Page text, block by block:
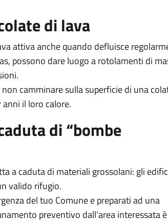
di lava
attiva anche quando defluisce
possono dare luogo a rotolamenti di
camminare sulla superficie di una
il loro calore.
di “bombe
a caduta di materiali grossolani: gli
valido rifugio.
del tuo Comune e preparati ad una
preventivo dall’area interessata è